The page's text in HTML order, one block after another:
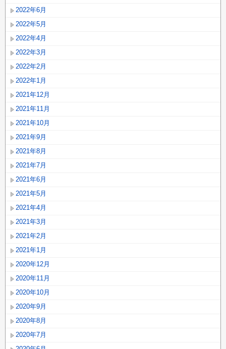
2022年6月
2022年5月
2022年4月
2022年3月
2022年2月
2022年1月
2021年12月
2021年11月
2021年10月
2021年9月
2021年8月
2021年7月
2021年6月
2021年5月
2021年4月
2021年3月
2021年2月
2021年1月
2020年12月
2020年11月
2020年10月
2020年9月
2020年8月
2020年7月